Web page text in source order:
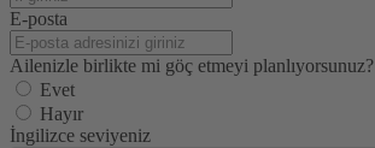
E-posta
Ailenizle birlikte mi göç etmeyi planlıyorsunuz?
Evet
Hayır
İngilizce seviyeniz